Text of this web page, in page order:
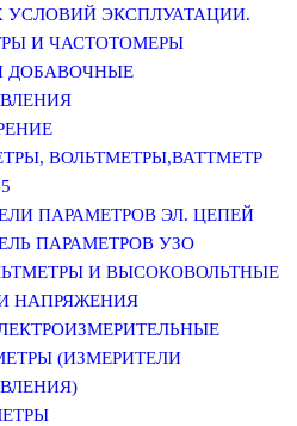
УСЛОВИЙ ЭКСПЛУАТАЦИИ.
И ЧАСТОТОМЕРЫ
ДОБАВОЧНЫЕ
ВОЛЬТМЕТРЫ,ВАТТМЕТР
ПАРАМЕТРОВ ЭЛ. ЦЕПЕЙ
ПАРАМЕТРОВ УЗО
И ВЫСОКОВОЛЬТНЫЕ
НАПРЯЖЕНИЯ
(ИЗМЕРИТЕЛИ